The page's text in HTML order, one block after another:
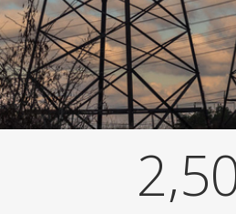
0
1
2,
3
4
5